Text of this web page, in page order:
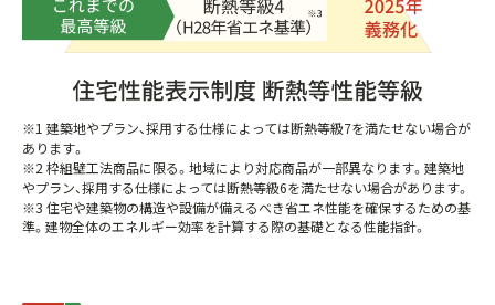
※1 建築地やプラン、採用する仕様によっては断熱等級7を満たせない場合が
あります。
※2 枠組壁工法商品に限る。地域により対応商品が一部異なります。建築地
やプラン、採用する仕様によっては断熱等級6を満たせない場合があります。
※3 住宅や建築物の構造や設備が備えるべき省エネ性能を確保するための基
準。建物全体のエネルギー効率を計算する際の基礎となる性能指針。